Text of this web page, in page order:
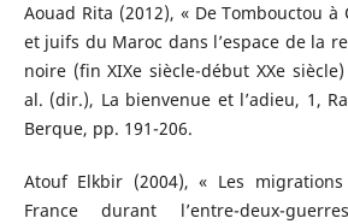
Aouad Rita (2012), « De Tombouctou à
et juifs du Maroc dans l’espace de la
noire (fin XIXe siècle-début XXe
al. (dir.), La bienvenue et l’adieu, 1,
Berque, pp. 191-206.
Atouf Elkbir (2004), « Les
France durant l’entre-deux-